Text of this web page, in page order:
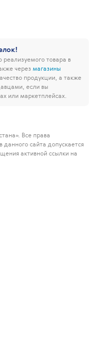
товара в
через магазины
продукции, а также
если вы
или маркетплейсах.
Все права
сайта допускается
активной ссылки на